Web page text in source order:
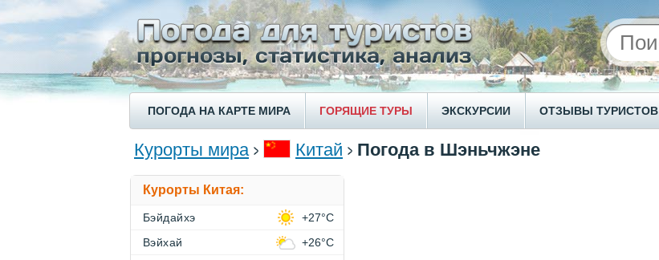
ПОГОДА НА КАРТЕ МИРА ГОРЯЩИЕ ТУРЫ ЭКСКУРСИИ ОТЗЫВЫ ТУРИСТОВ
Курорты мира Китай Погода в Шэньчжэне
Курорты Китая:
Бэйдайхэ
+27°C
Вэйхай
+26°C